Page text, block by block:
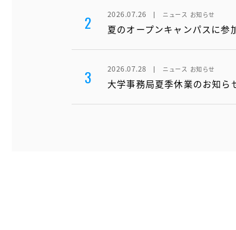
2 2026.07.26 ニュース お知らせ
夏のオープンキャンパスに参
3 2026.07.28 ニュース お知らせ
大学事務局夏季休業のお知ら